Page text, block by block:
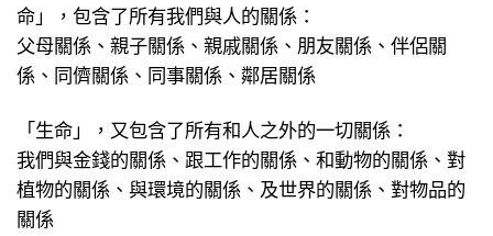
命」，包含了所有我們與人的關係：
父母關係、親子關係、親戚關係、朋友關係、伴侶關
係、同儕關係、同事關係、鄰居關係
「生命」，又包含了所有和人之外的一切關係：
我們與金錢的關係、跟工作的關係、和動物的關係、對
植物的關係、與環境的關係、及世界的關係、對物品的
關係